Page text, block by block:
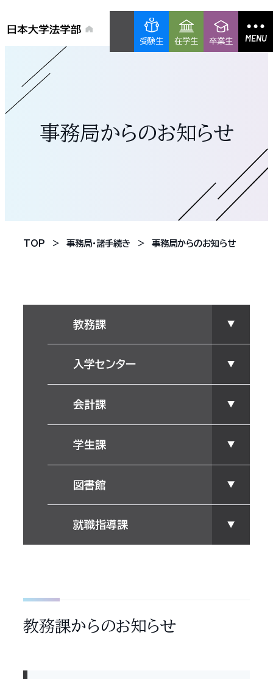
受験生 在学生 卒業生 MENU
事務局からのお知らせ
TOP 事務局・諸手続き 事務局からのお知らせ
教務課
入学センター
会計課
学生課
図書館
就職指導課
教務課からのお知らせ